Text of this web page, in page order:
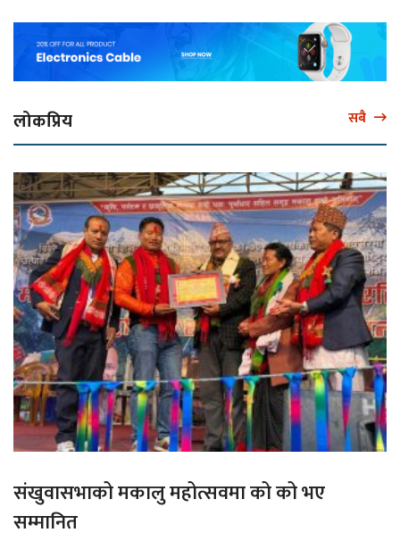
लोकप्रिय सबै
संखुवासभाको मकालु महोत्सवमा को को भए
सम्मानित